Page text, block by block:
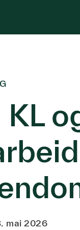
KL
mai 2026